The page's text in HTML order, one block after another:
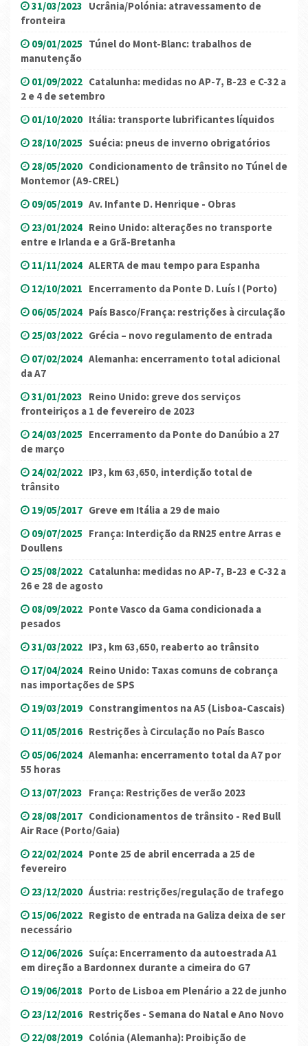
31/03/2023 Ucrânia/Polónia: atravessamento de
fronteira
09/01/2025 Túnel do Mont-Blanc: trabalhos de
manutenção
01/09/2022 Catalunha: medidas no AP-7, B-23 e C-32 a
2 e 4 de setembro
01/10/2020 Itália: transporte lubrificantes líquidos
28/10/2025 Suécia: pneus de inverno obrigatórios
28/05/2020 Condicionamento de trânsito no Túnel de
Montemor (A9-CREL)
09/05/2019 Av. Infante D. Henrique - Obras
23/01/2024 Reino Unido: alterações no transporte
entre e Irlanda e a Grã-Bretanha
11/11/2024 ALERTA de mau tempo para Espanha
12/10/2021 Encerramento da Ponte D. Luís I (Porto)
06/05/2024 País Basco/França: restrições à circulação
25/03/2022 Grécia – novo regulamento de entrada
07/02/2024 Alemanha: encerramento total adicional
da A7
31/01/2023 Reino Unido: greve dos serviços
fronteiriços a 1 de fevereiro de 2023
24/03/2025 Encerramento da Ponte do Danúbio a 27
de março
24/02/2022 IP3, km 63,650, interdição total de
trânsito
19/05/2017 Greve em Itália a 29 de maio
09/07/2025 França: Interdição da RN25 entre Arras e
Doullens
25/08/2022 Catalunha: medidas no AP-7, B-23 e C-32 a
26 e 28 de agosto
08/09/2022 Ponte Vasco da Gama condicionada a
pesados
31/03/2022 IP3, km 63,650, reaberto ao trânsito
17/04/2024 Reino Unido: Taxas comuns de cobrança
nas importações de SPS
19/03/2019 Constrangimentos na A5 (Lisboa-Cascais)
11/05/2016 Restrições à Circulação no País Basco
05/06/2024 Alemanha: encerramento total da A7 por
55 horas
13/07/2023 França: Restrições de verão 2023
28/08/2017 Condicionamentos de trânsito - Red Bull
Air Race (Porto/Gaia)
22/02/2024 Ponte 25 de abril encerrada a 25 de
fevereiro
23/12/2020 Áustria: restrições/regulação de trafego
15/06/2022 Registo de entrada na Galiza deixa de ser
necessário
12/06/2026 Suíça: Encerramento da autoestrada A1
em direção a Bardonnex durante a cimeira do G7
19/06/2018 Porto de Lisboa em Plenário a 22 de junho
23/12/2016 Restrições - Semana do Natal e Ano Novo
22/08/2019 Colónia (Alemanha): Proibição de